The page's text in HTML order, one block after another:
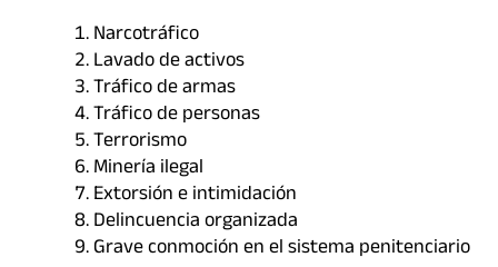
Narcotráfico
Lavado de activos
Tráfico de armas
Tráfico de personas
Terrorismo
Minería ilegal
Extorsión e intimidación
Delincuencia organizada
Grave conmoción en el sistema penitenciario